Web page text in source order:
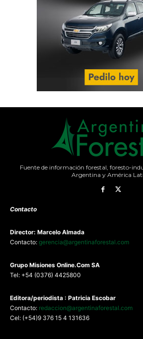
Fuente de información forestal, foresto-
Argentina y América
Contacto
Director: Marcelo Almada
Contacto: gerencia@argentinaforestal.com
Grupo Misiones Online.Com SA
Tel: +54 (0376) 4425800
Editora/periodista : Patricia Escobar
Contacto: redaccion@argentinaforestal.com
Cel: (+54)9 376 15 4 131636